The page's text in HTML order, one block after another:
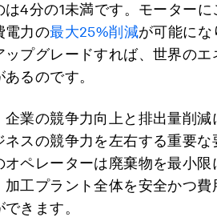
は4分の1未満です。モーター
電力の最大25%削減が可能にな
ップグレードすれば、世界のエ
るのです。
企業の競争力向上と排出量削
ネスの競争力を左右する重要
オペレーターは廃棄物を最小
加工プラント全体を安全かつ
きます。